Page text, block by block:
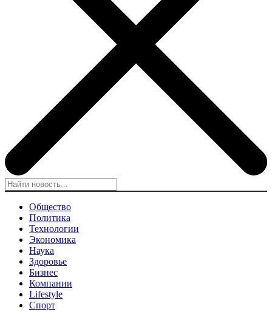
Общество
Политика
Технологии
Экономика
Наука
Здоровье
Бизнес
Компании
Lifestyle
Спорт